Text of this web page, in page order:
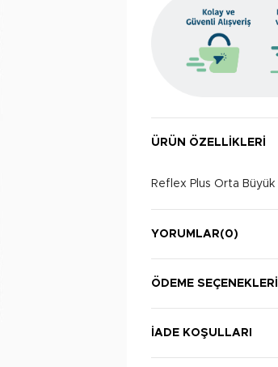
ÜRÜN ÖZELLIKLERI
Reflex Plus Orta Büyük
YORUMLAR(0)
ÖDEME SEÇENEKLERI
İADE KOŞULLARI